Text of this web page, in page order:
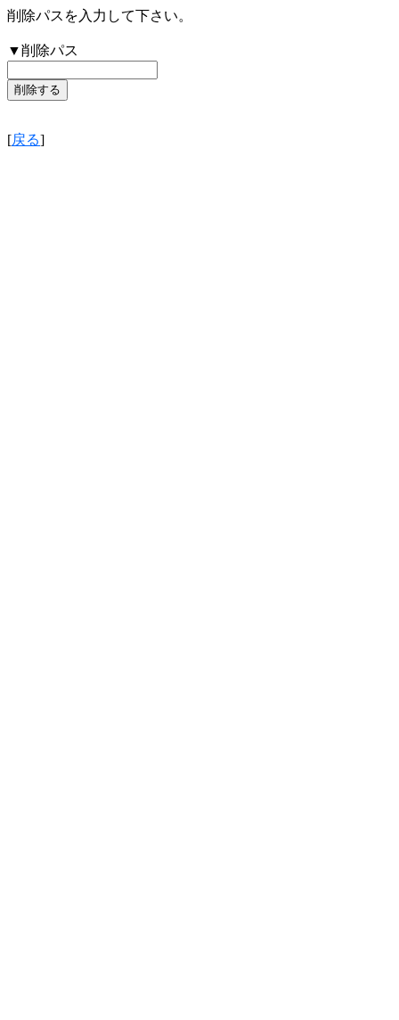
削除パスを入力して下さい。
▼削除パス
[戻る]